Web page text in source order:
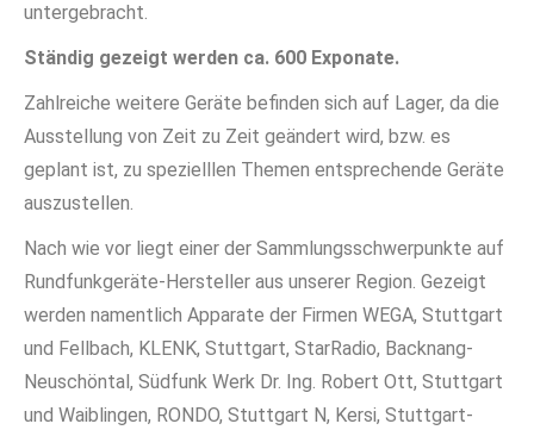
untergebracht.
Ständig gezeigt werden ca. 600 Exponate.
Zahlreiche weitere Geräte befinden sich auf Lager, da die
Ausstellung von Zeit zu Zeit geändert wird, bzw. es
geplant ist, zu spezielllen Themen entsprechende Geräte
auszustellen.
Nach wie vor liegt einer der Sammlungsschwerpunkte auf
Rundfunkgeräte-Hersteller aus unserer Region. Gezeigt
werden namentlich Apparate der Firmen WEGA, Stuttgart
und Fellbach, KLENK, Stuttgart, StarRadio, Backnang-
Neuschöntal, Südfunk Werk Dr. Ing. Robert Ott, Stuttgart
und Waiblingen, RONDO, Stuttgart N, Kersi, Stuttgart-